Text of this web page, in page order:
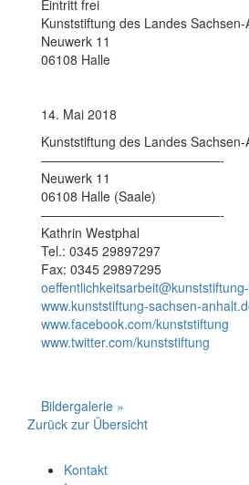
Eintritt frei
Kunststiftung des Landes Sachsen-
Neuwerk 11
06108 Halle
14. Mai 2018
Kunststiftung des Landes Sachsen-
——————————————-
Neuwerk 11
06108 Halle (Saale)
——————————————-
Kathrin Westphal
Tel.: 0345 29897297
Fax: 0345 29897295
www.kunststiftung-sachsen-
www.facebook.com/kunststiftung
www.twitter.com/kunststiftung
Bildergalerie »
Zurück zur Übersicht
Kontakt